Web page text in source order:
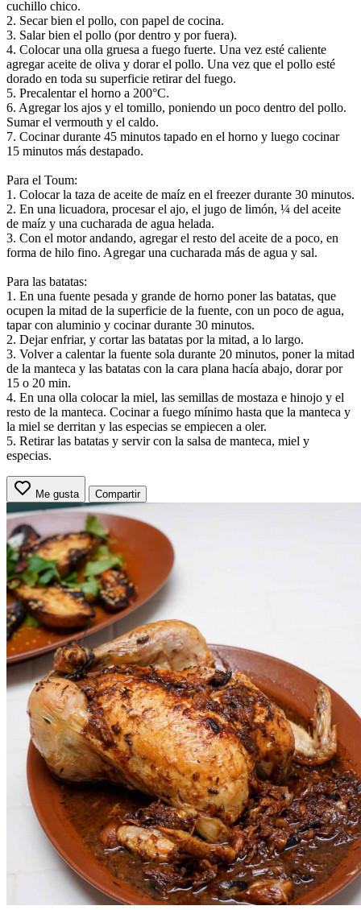
cuchillo chico.
2. Secar bien el pollo, con papel de cocina.
3. Salar bien el pollo (por dentro y por fuera).
4. Colocar una olla gruesa a fuego fuerte. Una vez esté caliente
agregar aceite de oliva y dorar el pollo. Una vez que el pollo esté
dorado en toda su superficie retirar del fuego.
5. Precalentar el horno a 200°C.
6. Agregar los ajos y el tomillo, poniendo un poco dentro del pollo.
Sumar el vermouth y el caldo.
7. Cocinar durante 45 minutos tapado en el horno y luego cocinar
15 minutos más destapado.
Para el Toum:
1. Colocar la taza de aceite de maíz en el freezer durante 30 minutos.
2. En una licuadora, procesar el ajo, el jugo de limón, ¼ del aceite
de maíz y una cucharada de agua helada.
3. Con el motor andando, agregar el resto del aceite de a poco, en
forma de hilo fino. Agregar una cucharada más de agua y sal.
Para las batatas:
1. En una fuente pesada y grande de horno poner las batatas, que
ocupen la mitad de la superficie de la fuente, con un poco de agua,
tapar con aluminio y cocinar durante 30 minutos.
2. Dejar enfriar, y cortar las batatas por la mitad, a lo largo.
3. Volver a calentar la fuente sola durante 20 minutos, poner la mitad
de la manteca y las batatas con la cara plana hacía abajo, dorar por
15 o 20 min.
4. En una olla colocar la miel, las semillas de mostaza e hinojo y el
resto de la manteca. Cocinar a fuego mínimo hasta que la manteca y
la miel se derritan y las especias se empiecen a oler.
5. Retirar las batatas y servir con la salsa de manteca, miel y
especias.
Me gusta Compartir